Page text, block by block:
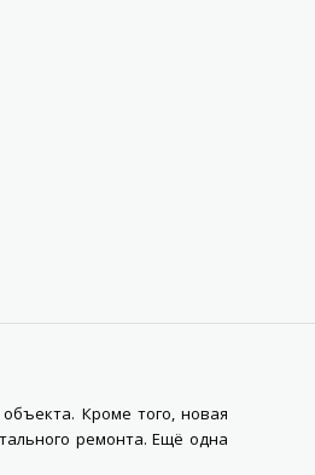
Кроме того, новая
ремонта. Ещё одна